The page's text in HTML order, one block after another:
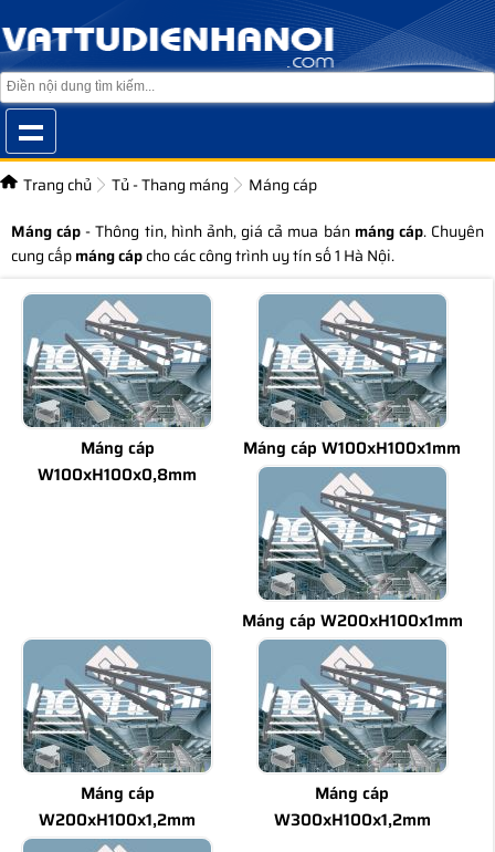
Trang chủ Tủ - Thang máng
Máng cáp
Máng cáp - Thông tin, hình ảnh, giá cả mua bán máng cáp. Chuyên
cung cấpmáng cápcho các công trình uy tín số 1 Hà Nội.
Máng cáp
W100xH100x0,8mm
Máng cáp W100xH100x1mm
Máng cáp W200xH100x1mm
Máng cáp
W200xH100x1,2mm
Máng cáp
W300xH100x1,2mm